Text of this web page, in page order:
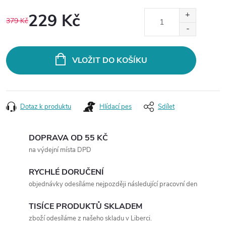
379 Kč229 Kč
VLOŽIT DO KOŠÍKU
Dotaz k produktu Hlídací pes Sdílet
DOPRAVA OD 55 KČ
na výdejní místa DPD
RYCHLÉ DORUČENÍ
objednávky odesíláme nejpozději následující pracovní den
TISÍCE PRODUKTŮ SKLADEM
zboží odesíláme z našeho skladu v Liberci.